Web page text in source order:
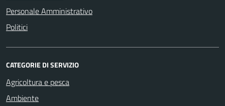
Personale Amministrativo
Politici
CATEGORIE DI SERVIZIO
Agricoltura e pesca
Ambiente